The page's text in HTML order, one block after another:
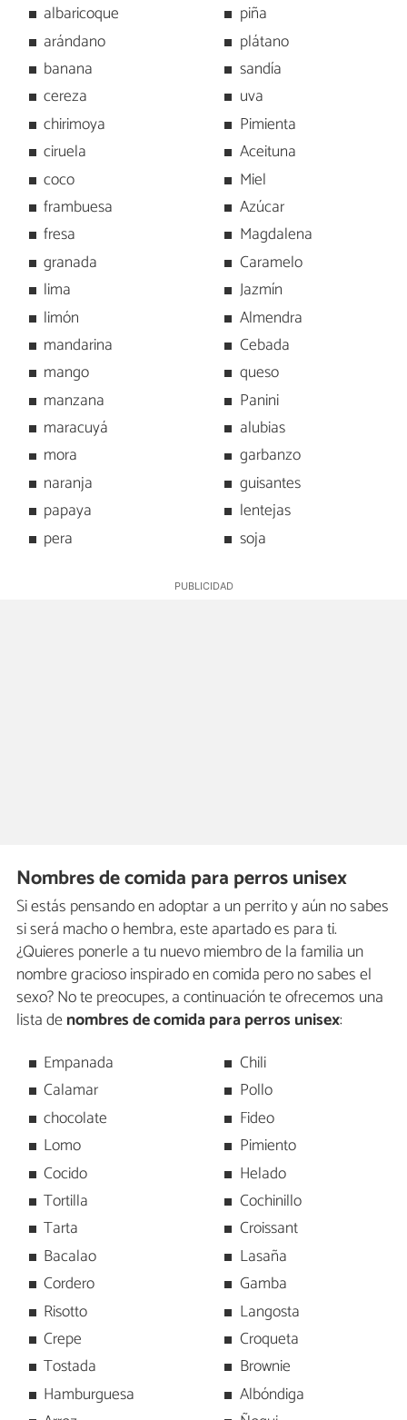
albaricoque
arándano
banana
cereza
chirimoya
ciruela
coco
frambuesa
fresa
granada
lima
limón
mandarina
mango
manzana
maracuyá
mora
naranja
papaya
pera
piña
plátano
sandía
uva
Pimienta
Aceituna
Miel
Azúcar
Magdalena
Caramelo
Jazmín
Almendra
Cebada
queso
Panini
alubias
garbanzo
guisantes
lentejas
soja
Nombres de comida para perros unisex
Si estás pensando en adoptar a un perrito y aún no sabes
si será macho o hembra, este apartado es para ti.
¿Quieres ponerle a tu nuevo miembro de la familia un
nombre gracioso inspirado en comida pero no sabes el
sexo? No te preocupes, a continuación te ofrecemos una
lista denombres de comida para perros unisex:
Empanada
Calamar
chocolate
Lomo
Cocido
Tortilla
Tarta
Bacalao
Cordero
Risotto
Crepe
Tostada
Hamburguesa
Chili
Pollo
Fideo
Pimiento
Helado
Cochinillo
Croissant
Lasaña
Gamba
Langosta
Croqueta
Brownie
Albóndiga